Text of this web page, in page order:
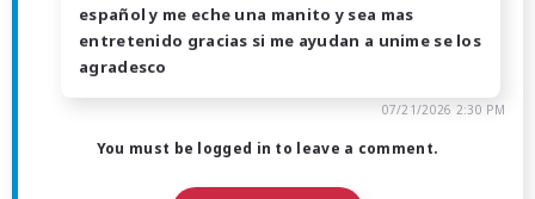
español y me eche una manito y sea mas
entretenido gracias si me ayudan a unime se los
agradesco
07/21/2026 2:30 PM
You must be logged in to leave a comment.